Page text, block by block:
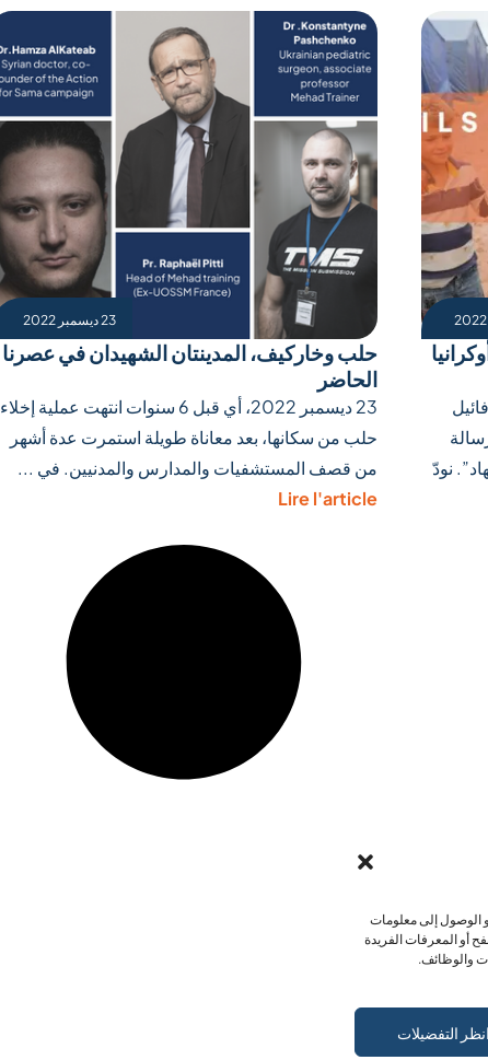
الوصول إلى معلومات
أو المعرفات الفريدة
والوظائف.
انظر التفضيلات
نودّ
23 ديسمبر 2022
حلب وخاركيف، المدينتان الشهيدان في عصرنا
الحاضر
23 ديسمبر 2022، أي قبل 6 سنوات انتهت عملية إخلاء
حلب من سكانها، بعد معاناة طويلة استمرت عدة أشهر
من قصف المستشفيات والمدارس والمدنيين. في ...
Lire l'article